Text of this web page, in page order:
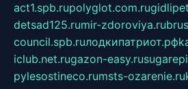
act1.spb.rupolyglot.com.ru
detsad125.rumir-zdoroviya.ru
council.spb.ruлодкипатриот.рф
iclub.net.rugazon-easy.ru
pylesostineco.rumsts-ozarenie.ru